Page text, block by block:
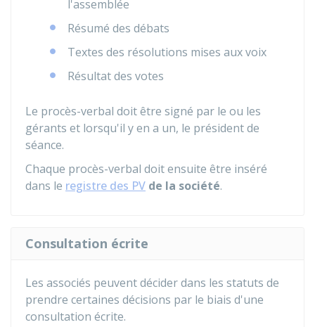
l'assemblée
Résumé des débats
Textes des résolutions mises aux voix
Résultat des votes
Le procès-verbal doit être signé par le ou les
gérants et lorsqu'il y en a un, le président de
séance.
Chaque procès-verbal doit ensuite être inséré
dans le registre des PV de la société.
Consultation écrite
Les associés peuvent décider dans les statuts de
prendre certaines décisions par le biais d'une
consultation écrite.